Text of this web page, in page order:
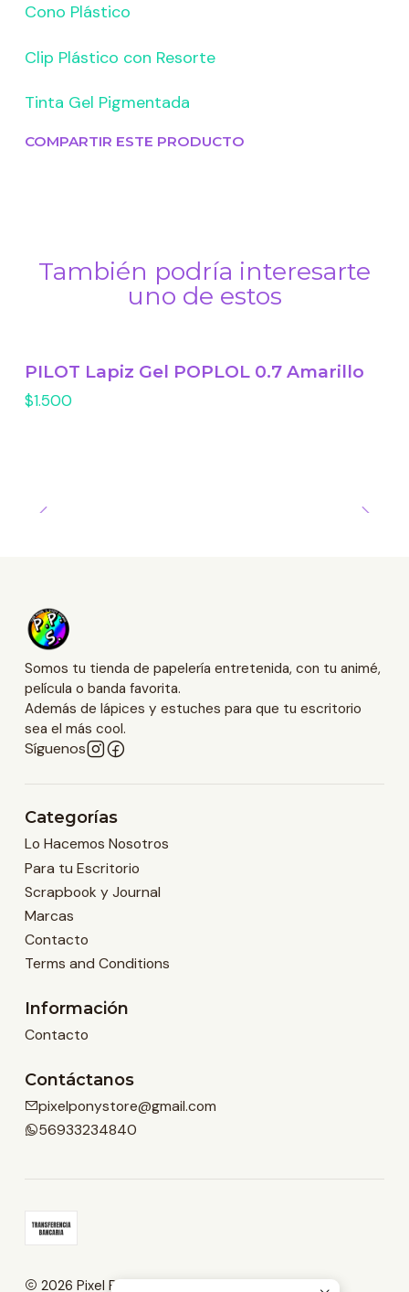
Cono Plástico
Clip Plástico con Resorte
Tinta Gel Pigmentada
COMPARTIR ESTE PRODUCTO
También podría interesarte
uno de estos
PILOT Lapiz Gel POPLOL 0.7 Amarillo
$1.500
Somos tu tienda de papelería entretenida, con tu animé,
película o banda favorita.
Además de lápices y estuches para que tu escritorio
sea el más cool.
Síguenos
Categorías
Lo Hacemos Nosotros
Para tu Escritorio
Scrapbook y Journal
Marcas
Contacto
Terms and Conditions
Información
Contacto
Contáctanos
pixelponystore@gmail.com
56933234840
2026 Pixel Pony Store.